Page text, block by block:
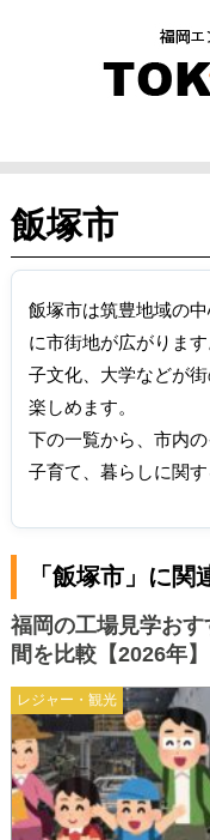
飯塚市
飯塚市は筑豊地域の
に市街地が広がりま
子文化、大学などが
楽しめます。
下の一覧から、市内
子育て、暮らしに関す
「飯塚市」に
レジャー・観光
福岡の工場見学お
間を比較【2026年】